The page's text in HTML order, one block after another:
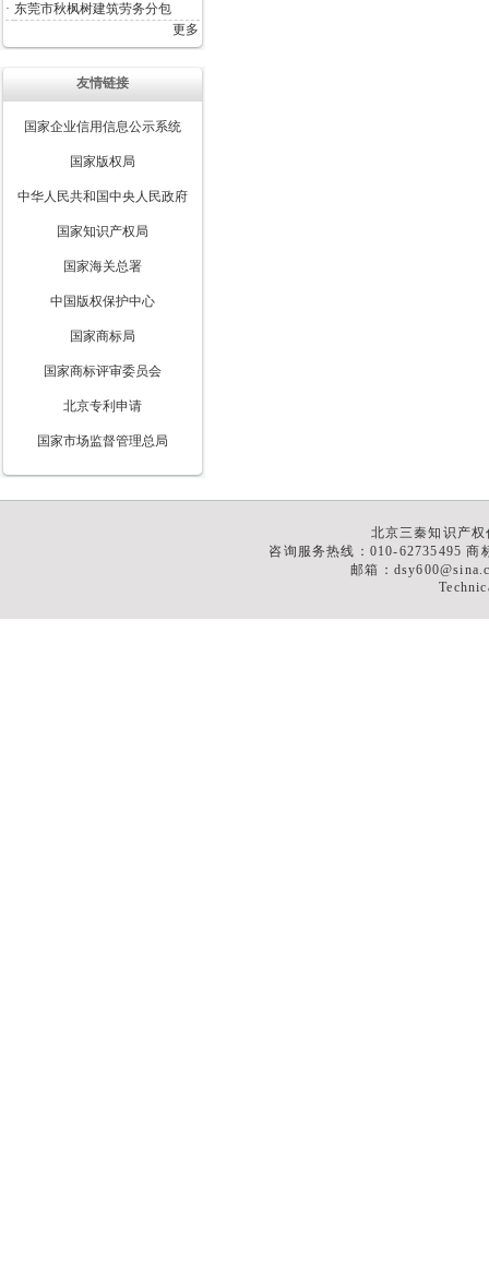
· 东莞市秋枫树建筑劳务分包
更多
友情链接
国家企业信用信息公示系统
国家版权局
中华人民共和国中央人民政府
国家知识产权局
国家海关总署
中国版权保护中心
国家商标局
国家商标评审委员会
北京专利申请
国家市场监督管理总局
北京三秦知识产
咨询服务热线：010-62735495 商
邮箱：